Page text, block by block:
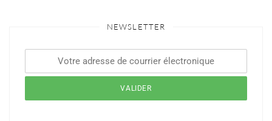
NEWSLETTER